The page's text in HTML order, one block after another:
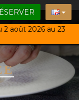
août 2026 au 23